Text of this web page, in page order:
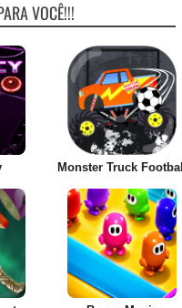
VOCÊ!!!
Monster Truck Football